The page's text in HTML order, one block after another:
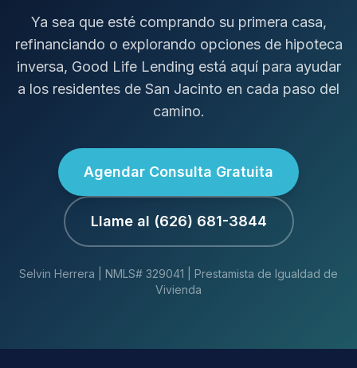
Ya sea que esté comprando su primera casa,
refinanciando o explorando opciones de hipoteca
inversa, Good Life Lending está aquí para ayudar
a los residentes de San Jacinto en cada paso del
camino.
Agendar Consulta Gratuita
Llame al (626) 681-3844
Selvin Herrera | NMLS# 329041 | Prestamista de Igualdad de
Vivienda